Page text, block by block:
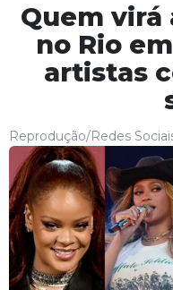
Quem virá
no Rio
artistas
Reprodução/Redes